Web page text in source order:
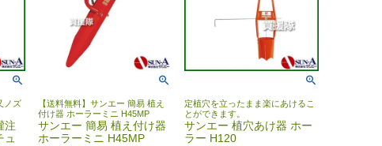
ノズ
注
ュ
【送料無料】サンエー 簡易 植え
付け器 ホーラーミニ H45MP
サンエー 簡易 植え付け器
ホーラーミニ H45MP
定植穴を立ったまま楽にあけるこ
とができます。
サンエー 植穴あけ器 ホー
ラー H120